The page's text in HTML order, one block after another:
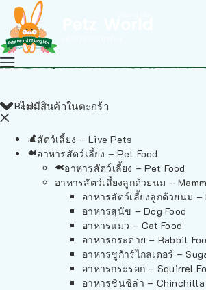
ไม่มีสินค้าในตะกร้า
Back
สัตว์เลี้ยง – Live Pets
อาหารสัตว์เลี้ยง – Pet Food
อาหารสัตว์เลี้ยง – Pet Food
อาหารสัตว์เลี้ยงลูกด้วยนม –
อาหารสัตว์เลี้ยงลูกด้วยนม –
อาหารสุนัข – Dog Food
อาหารแมว – Cat Food
อาหารกระต่าย – Rabbit
อาหารชูก้าร์ไกลเดอร์ –
อาหารกระรอก – Squirrel
อาหารชินชิล่า – Chinchilla